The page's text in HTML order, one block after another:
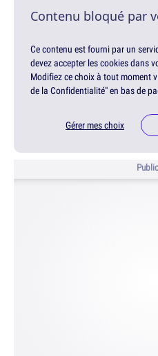
Contenu bloqué par
Ce contenu est fourni par un
devez accepter les cookies dans
Modifiez ce choix à tout moment
de la Confidentialité" en bas de
Gérer mes choix